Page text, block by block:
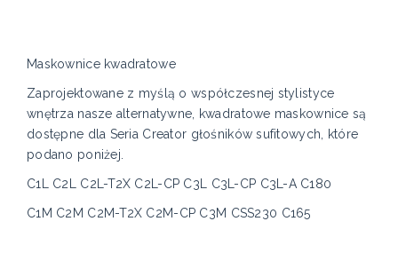
Maskownice kwadratowe
Zaprojektowane z myślą o współczesnej stylistyce
wnętrza nasze alternatywne, kwadratowe maskownice są
dostępne dla Seria Creator głośników sufitowych, które
podano poniżej.
C1L C2L C2L-T2X C2L-CP C3L C3L-CP C3L-A C180
C1M C2M C2M-T2X C2M-CP C3M CSS230 C165